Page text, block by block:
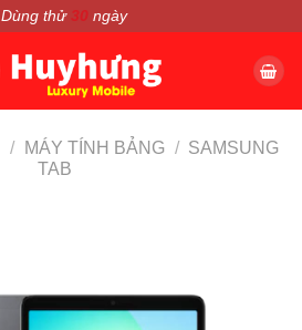
Dùng thử 30 ngày
/ MÁY TÍNH BẢNG / SAMSUNG
TAB